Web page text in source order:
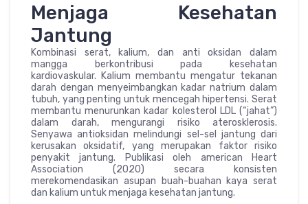
Menjaga Kesehatan
Jantung
Kombinasi serat, kalium, dan anti oksidan dalam
mangga berkontribusi pada kesehatan
kardiovaskular. Kalium membantu mengatur tekanan
darah dengan menyeimbangkan kadar natrium dalam
tubuh, yang penting untuk mencegah hipertensi. Serat
membantu menurunkan kadar kolesterol LDL (“jahat”)
dalam darah, mengurangi risiko aterosklerosis.
Senyawa antioksidan melindungi sel-sel jantung dari
kerusakan oksidatif, yang merupakan faktor risiko
penyakit jantung. Publikasi oleh american Heart
Association (2020) secara konsisten
merekomendasikan asupan buah-buahan kaya serat
dan kalium untuk menjaga kesehatan jantung.